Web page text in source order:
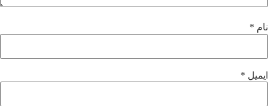
نام *
ایمیل *